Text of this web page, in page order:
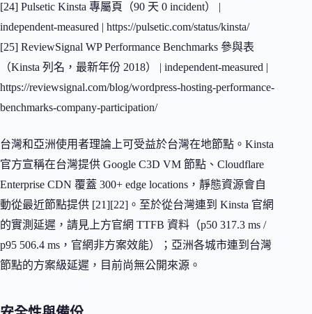
[24] Pulsetic Kinsta 專屬頁（90 天 0 incident） |
independent-measured | https://pulsetic.com/status/kinsta/
[25] ReviewSignal WP Performance Benchmarks 參與表
（Kinsta 列名，最新年份 2018） | independent-measured |
https://reviewsignal.com/blog/wordpress-hosting-performance-
benchmarks-company-participation/
台灣和亞洲使用者理論上可受益於台灣在地節點。Kinsta
官方宣稱在台灣提供 Google C3D VM 節點、Cloudflare
Enterprise CDN 覆蓋 300+ edge locations，靜態資源會自
動從最近節點提供 [21][22]。至於從台灣連到 Kinsta 官網
的實測延遲，請見上方官網 TTFB 資料（p50 317.3 ms /
p95 506.4 ms，官網非方案效能）；亞洲各城市連到台灣
節點的方案級延遲，目前尚無公開來源。